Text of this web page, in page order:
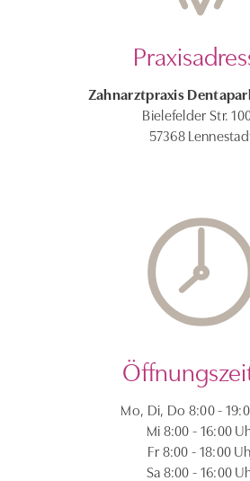
Zahnarztpraxis
Bielefelder Str.
57368
Mo, Di, Do 8:00 -
Mi 8:00 - 16:00
Fr 8:00 - 18:00
Sa 8:00 - 16:00